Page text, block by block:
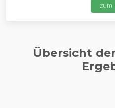
zum
Übersicht